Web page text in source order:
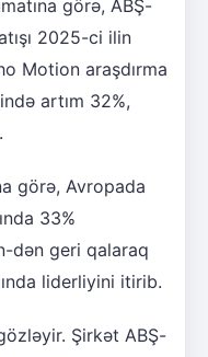
görə, ABŞ-
2025-ci ilin
Motion araşdırma
artım 32%,
görə, Avropada
33%
dən geri qalaraq
liderliyini itirib.
Şirkət ABŞ-